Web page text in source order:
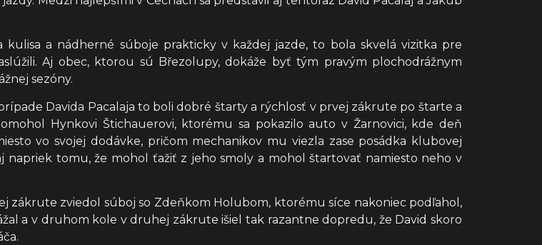
kulisa a nádherné súboje prakticky v každej jazde, to bola skvelá vizitka pre
Aj obec, ktorou sú Březolupy, dokáže byť tým pravým plochodrážnym
sezóny.
Davida Pacalaja to boli dobré štarty a rýchlosť v prvej zákrute po štarte a
Hynkovi Štichauerovi, ktorému sa pokazilo auto v Žarnovici, kde deň
vo svojej dodávke, pričom mechanikov mu viezla zase posádka klubovej
tomu, že mohol ťažiť z jeho smoly a mohol štartovať namiesto neho v
zákrute zviedol súboj so Zdeňkom Holubom, ktorému síce nakoniec podľahol,
a v druhom kole v druhej zákrute išiel tak razantne dopredu, že David skoro